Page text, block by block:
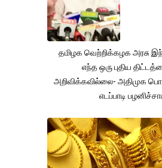
தமிழக வெற்றிக்கழக அரசு
எந்த ஒரு புதிய
அறிவிக்கவில்லை- அதிமுக
எடப்பாடி